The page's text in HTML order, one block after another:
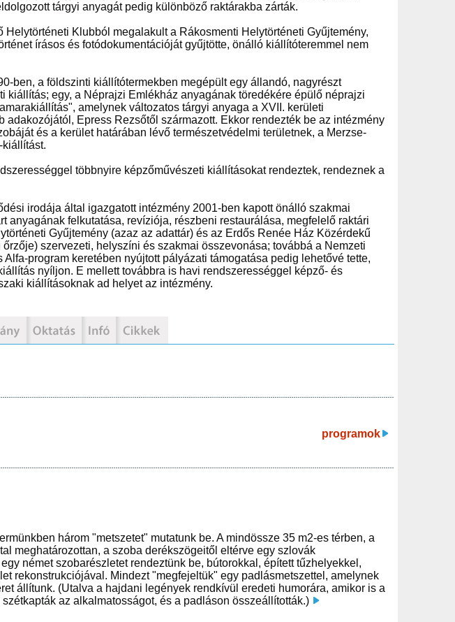
tárgyi anyagát pedig különböző raktárakba zárták.
Klubból megalakult a Rákosmenti Helytörténeti Gyűjtemény,
írásos és fotódokumentációját gyűjtötte, önálló kiállítóteremmel nem
ben, a földszinti kiállítótermekben megépült egy állandó, nagyrészt
kiállítás; egy, a Néprajzi Emlékház anyagának töredékére épülő néprajzi
amelynek változatos tárgyi anyaga a XVII. kerületi
adakozójától, Epress Rezsőtől származott. Ekkor rendezték be az intézmény
és a kerület határában lévő természetvédelmi területnek, a Merzse-
kiállítást.
többnyire képzőművészeti kiállításokat rendeztek, rendeznek a
irodája által igazgatott intézmény 2001-ben kapott önálló szakmai
anyagának felkutatása, revíziója, részbeni restaurálása, megfelelő raktári
Gyűjtemény (azaz az adattár) és az Erdős Renée Ház Közérdekű
szervezeti, helyszíni és szakmai összevonása; továbbá a Nemzeti
program keretében nyújtott pályázati támogatása pedig lehetővé tette,
nyíljon. E mellett továbbra is havi rendszerességgel képző- és
kiállításoknak ad helyet az intézmény.
programok
három "metszetet" mutatunk be. A mindössze 35 m2-es térben, a
meghatározottan, a szoba derékszögeitől eltérve egy szlovák
német szobarészletet rendeztünk be, bútorokkal, épített tűzhelyekkel,
rekonstrukciójával. Mindezt "megfejeltük" egy padlásmetszettel, amelynek
állítunk. (Utalva a hajdani legények rendkívül eredeti humorára, amikor is a
az alkalmatosságot, és a padláson összeállították.)